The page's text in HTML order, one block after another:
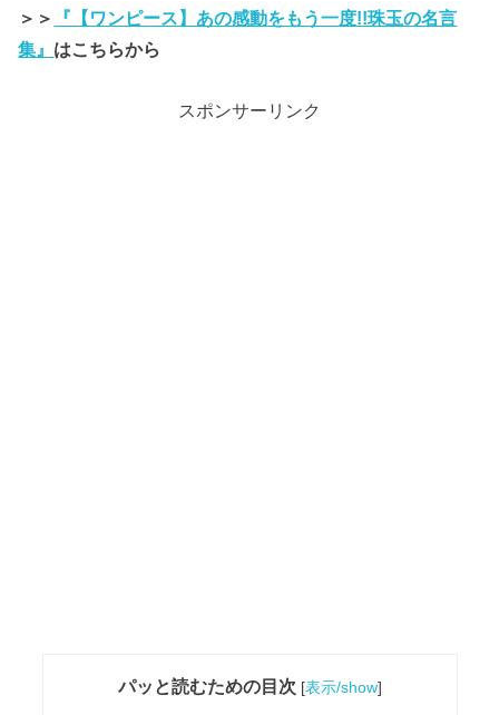
＞＞
『【ワンピース】あの感動をもう一度!!珠玉の名言
集』 はこちらから
スポンサーリンク
パッと読むための目次 [表示/show]